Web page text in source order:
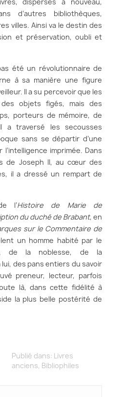
d’autres bibliothèques,
villes. Ainsi va le destin des
et préservation, oubli et
été un révolutionnaire de
à sa manière une figure
Il a su percevoir que les
objets figés, mais des
porteurs de mémoire, de
a traversé les secousses
sans se départir d’une
l’intelligence imprimée. Dans
de Joseph II, au cœur des
il a dressé un rempart de
l’Histoire de Marie de
du duché de Brabant, en
sur le Commentaire de
un homme habité par le
de la noblesse, de la
des pans entiers du savoir
preneur, lecteur, parfois
là, dans cette fidélité à
la plus belle postérité de
Publié dans: Livres
anciens, Bibliophiles